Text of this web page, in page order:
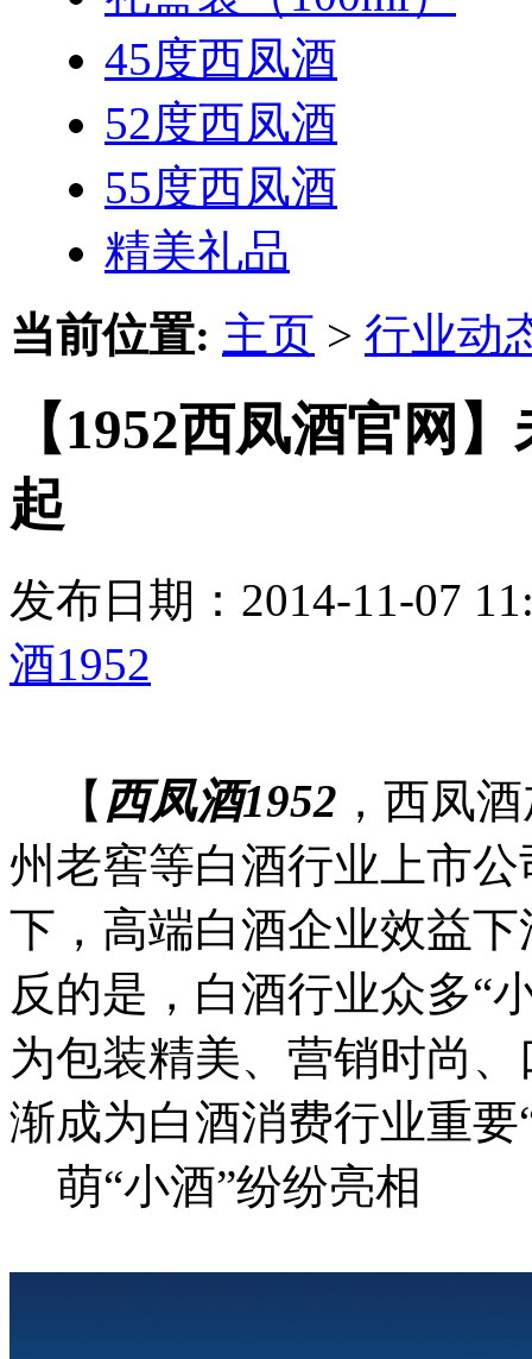
45度西凤酒
52度西凤酒
55度西凤酒
精美礼品
当前位置: 主页 > 行业动
【1952西凤酒官网
起
发布日期：2014-11-07
酒1952
【 西凤酒1952 ，西凤
州老窖等白酒行业上市
下，高端白酒企业效益
反的是，白酒行业众多“
为包装精美、营销时尚
渐成为白酒消费行业重要
萌“小酒”纷纷亮相